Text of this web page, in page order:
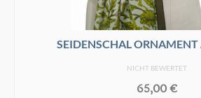
SEIDENSCHAL
NICHT BEWERTET
65,00€